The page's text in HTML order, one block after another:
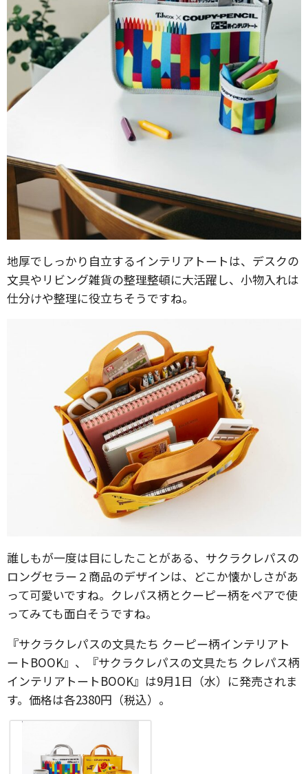
地厚でしっかり自立するインテリアトートは、デスクの
文具やリビング雑貨の整理整頓に大活躍し、小物入れは
仕分けや整理に役立ちそうですね。
誰しもが一度は目にしたことがある、サクラクレパスの
ロングセラー２商品のデザインは、どこか懐かしさがあ
って可愛いですね。クレパス柄とクーピー柄をペアで使
ってみても面白そうですね。
『サクラクレパスの文具たち クーピー柄インテリアト
ートBOOK』、『サクラクレパスの文具たち クレパス柄
インテリアトートBOOK』は9月1日（水）に発売されま
す。価格は各2380円（税込）。